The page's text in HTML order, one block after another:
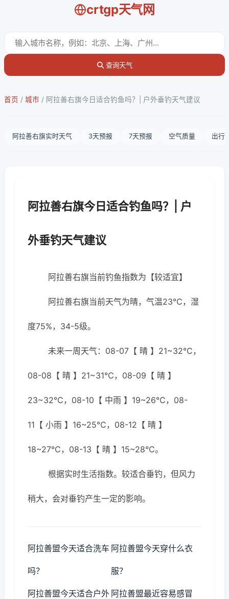
crtgp天气网
查询天气
首页 / 城市 / 阿拉善右旗今日适合钓鱼吗？| 户外垂钓天气建议
阿拉善右旗实时天气 3天预报 7天预报 空气质量 出行
阿拉善右旗今日适合钓鱼吗？| 户
外垂钓天气建议
阿拉善右旗当前钓鱼指数为【较适宜】
阿拉善右旗当前天气为晴，气温23℃，湿
度75%，34-5级。
未来一周天气：08-07【 晴 】21~32℃，
08-08【 晴 】21~31℃，08-09【 晴 】
23~32℃，08-10【 中雨 】19~26℃，08-
11【 小雨 】16~25℃，08-12【 晴 】
18~27℃，08-13【 晴 】15~28℃。
根据实时生活指数。较适合垂钓，但风力
稍大，会对垂钓产生一定的影响。
阿拉善盟今天适合洗车
吗？
阿拉善盟今天穿什么衣
服？
阿拉善盟今天适合户外 阿拉善盟最近容易感冒